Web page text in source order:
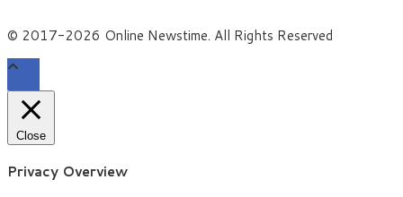
© 2017-2026 Online Newstime. All Rights Reserved
Close
Privacy Overview